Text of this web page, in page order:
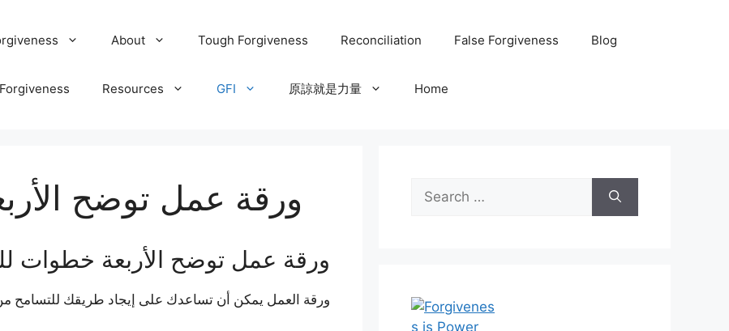
About Tough Forgiveness Reconciliation False Forgiveness Blog
Resources GFI 原諒就是力量 Home
ورقة عمل توضح
ورقة عمل توضح الأربعة خطوات
ورقة العمل يمكن أن تساعدك على إيجاد طريقك للتسامح
Search
for: